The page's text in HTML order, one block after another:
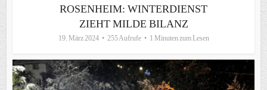
ROSENHEIM: WINTERDIENST
ZIEHT MILDE BILANZ
19. März 2024 255 Aufrufe 1 Minuten zum Lesen